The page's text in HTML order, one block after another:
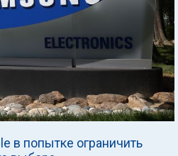
в попытке ограничить